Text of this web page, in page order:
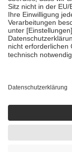
mit Ausnahme der
• Untersuchungen
GKV getragen
• empfohlenen
• Harn- und
getroffen, um
https://
Einige Bilder und